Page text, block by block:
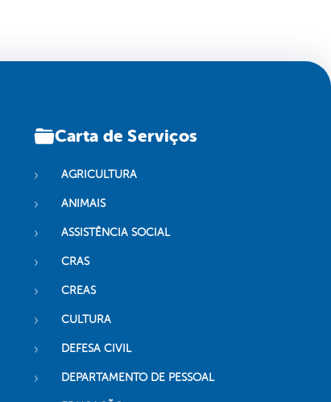
Carta de Serviços
AGRICULTURA
ANIMAIS
ASSISTÊNCIA SOCIAL
CRAS
CREAS
CULTURA
DEFESA CIVIL
DEPARTAMENTO DE PESSOAL